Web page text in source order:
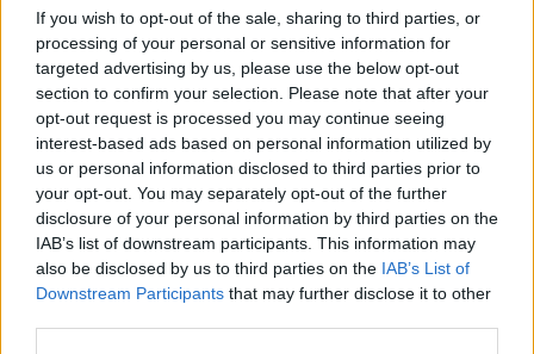
If you wish to opt-out of the sale, sharing to third parties, or
processing of your personal or sensitive information for
targeted advertising by us, please use the below opt-out
section to confirm your selection. Please note that after your
opt-out request is processed you may continue seeing
interest-based ads based on personal information utilized by
us or personal information disclosed to third parties prior to
your opt-out. You may separately opt-out of the further
disclosure of your personal information by third parties on the
IAB’s list of downstream participants. This information may
also be disclosed by us to third parties on the IAB’s List of
Downstream Participants that may further disclose it to other
επιστημονικό περιοδικόInternational Journal
of Neuroscienceδιαπίστωσε ότι το μασάζ στο
τριχωτό της κεφαλής σας μειώνει επίσης τo
άγχος, που με την σειρά του προκαλεί απώλεια
μαλλιών.
Ωστόσο, η Anabel Kinglsey πρόσθεσε:«Το μασάζ
του τριχωτού της κεφαλής δεν θα έχει τεράστιο
αντίκτυπο στην ανάπτυξη των τριχών. Τα οφέλη
εξαρτώνται σε μεγάλο βαθμό από αυτό που
χρησιμοποιείται κατά τη διάρκεια του μασάζ, π.χ.